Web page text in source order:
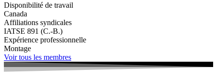
Disponibilité de travail
Canada
Affiliations syndicales
IATSE 891 (C.-B.)
Expérience professionnelle
Montage
Voir tous les membres